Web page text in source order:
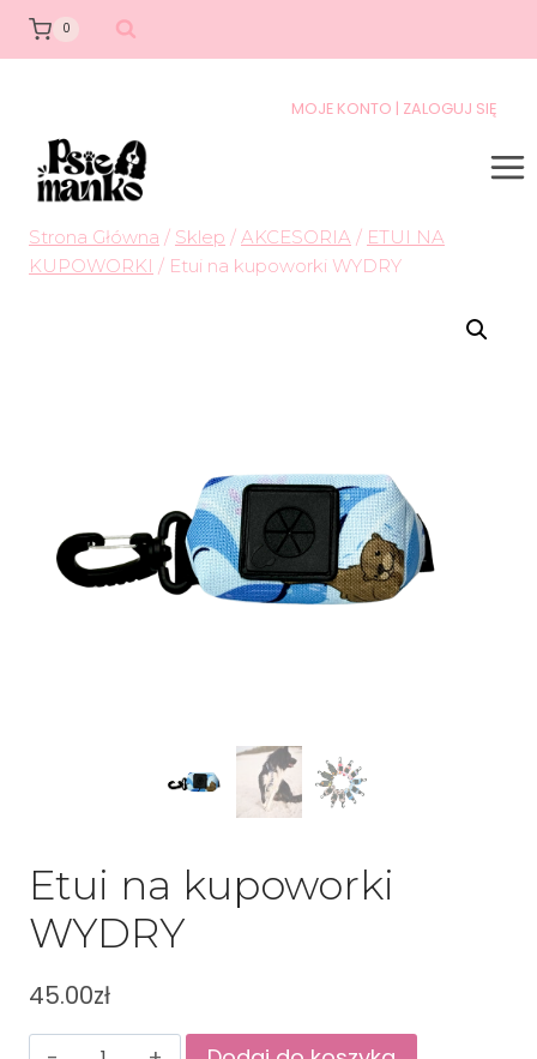
0
MOJE KONTO | ZALOGUJ SIĘ
Strona Główna / Sklep / AKCESORIA / ETUI NA
KUPOWORKI / Etui na kupoworki WYDRY
Etui na kupoworki
WYDRY
45.00zł